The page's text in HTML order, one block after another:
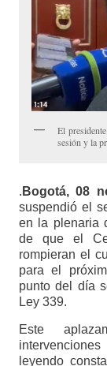
El
sesión y la
. Bogotá, 08
suspendió el
en la plenaria
de que el
rompieran el
para el
punto del día
Ley 339.
Este
leyendo